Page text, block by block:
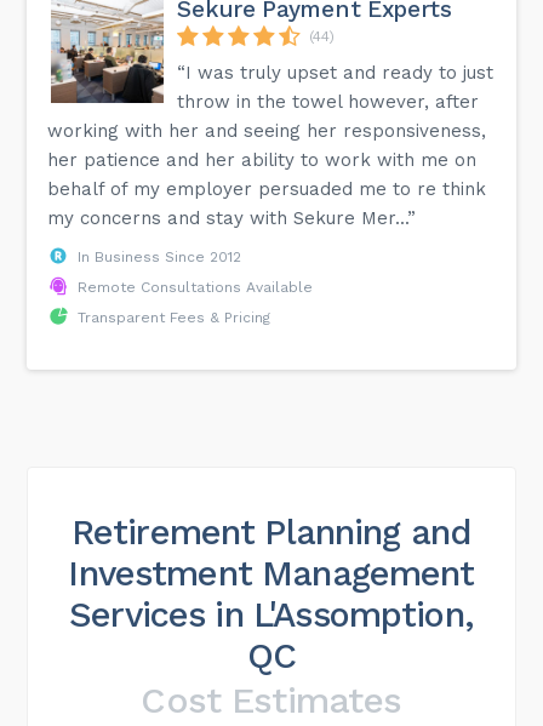
Sekure Payment Experts
(44)
“I was truly upset and ready to just
throw in the towel however, after
working with her and seeing her responsiveness,
her patience and her ability to work with me on
behalf of my employer persuaded me to re think
my concerns and stay with Sekure Mer...”
In Business Since 2012
Remote Consultations Available
Transparent Fees & Pricing
Retirement Planning and
Investment Management
Services in L'Assomption,
QC
Cost Estimates